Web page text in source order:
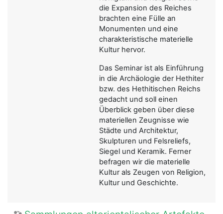
die Expansion des Reiches
brachten eine Fülle an
Monumenten und eine
charakteristische materielle
Kultur hervor.
Das Seminar ist als Einführung
in die Archäologie der Hethiter
bzw. des Hethitischen Reichs
gedacht und soll einen
Überblick geben über diese
materiellen Zeugnisse wie
Städte und Architektur,
Skulpturen und Felsreliefs,
Siegel und Keramik. Ferner
befragen wir die materielle
Kultur als Zeugen von Religion,
Kultur und Geschichte.